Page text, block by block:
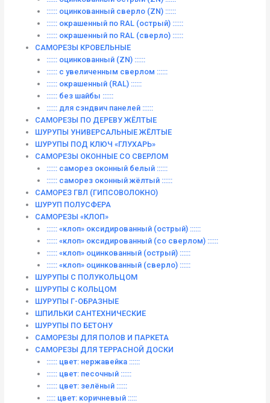
:::::: оцинкованный сверло (ZN) ::::::
:::::: окрашенный по RAL (острый) ::::::
:::::: окрашенный по RAL (сверло) ::::::
САМОРЕЗЫ КРОВЕЛЬНЫЕ
:::::: оцинкованный (ZN) ::::::
:::::: с увеличенным сверлом ::::::
:::::: окрашенный (RAL) ::::::
:::::: без шайбы ::::::
:::::: для сэндвич панелей ::::::
САМОРЕЗЫ ПО ДЕРЕВУ ЖЁЛТЫЕ
ШУРУПЫ УНИВЕРСАЛЬНЫЕ ЖЁЛТЫЕ
ШУРУПЫ ПОД КЛЮЧ «ГЛУХАРЬ»
САМОРЕЗЫ ОКОННЫЕ СО СВЕРЛОМ
:::::: саморез оконный белый ::::::
:::::: саморез оконный жёлтый ::::::
САМОРЕЗ ГВЛ (ГИПСОВОЛОКНО)
ШУРУП ПОЛУСФЕРА
САМОРЕЗЫ «КЛОП»
:::::: «клоп» оксидированный (острый) ::::::
:::::: «клоп» оксидированный (со сверлом) ::::::
:::::: «клоп» оцинкованный (острый) ::::::
:::::: «клоп» оцинкованный (сверло) ::::::
ШУРУПЫ С ПОЛУКОЛЬЦОМ
ШУРУПЫ С КОЛЬЦОМ
ШУРУПЫ Г-ОБРАЗНЫЕ
ШПИЛЬКИ САНТЕХНИЧЕСКИЕ
ШУРУПЫ ПО БЕТОНУ
САМОРЕЗЫ ДЛЯ ПОЛОВ И ПАРКЕТА
САМОРЕЗЫ ДЛЯ ТЕРРАСНОЙ ДОСКИ
:::::: цвет: нержавейка ::::::
:::::: цвет: песочный ::::::
:::::: цвет: зелёный ::::::
::::: цвет: коричневый :::::